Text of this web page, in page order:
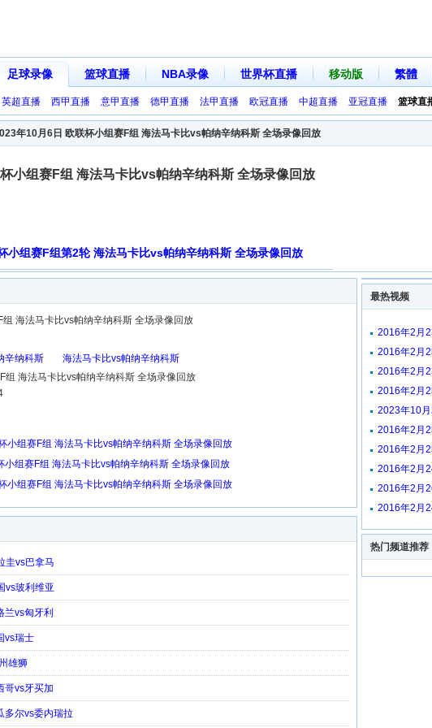
足球录像 篮球直播 NBA录像 世界杯直播 移动版 繁體
英超直播 西甲直播 意甲直播 德甲直播 法甲直播 欧冠直播 中超直播 亚冠直播 篮球直
年10月6日 欧联杯小组赛F组 海法马卡比vs帕纳辛纳科斯 全场录像回放
小组赛F组 海法马卡比vs帕纳辛纳科斯 全场录像回放
小组赛F组第2轮 海法马卡比vs帕纳辛纳科斯 全场录像回放
海法马卡比vs帕纳辛纳科斯 全场录像回放
辛纳科斯
海法马卡比vs帕纳辛纳科斯
海法马卡比vs帕纳辛纳科斯 全场录像回放
小组赛F组 海法马卡比vs帕纳辛纳科斯 全场录像回放
组赛F组 海法马卡比vs帕纳辛纳科斯 全场录像回放
小组赛F组 海法马卡比vs帕纳辛纳科斯 全场录像回放
圭vs巴拿马
vs玻利维亚
兰vs匈牙利
vs瑞士
雄狮
哥vs牙买加
多尔vs委内瑞拉
最热视频
2016年2月
放
2016年2月
放
2016年2月
放
2016年2月
放
2023年10
阿贾克斯 全
2016年2月
回放
2016年2月
像回放
2016年2月
回放
2016年2月
放
2016年2月
热门频道推荐